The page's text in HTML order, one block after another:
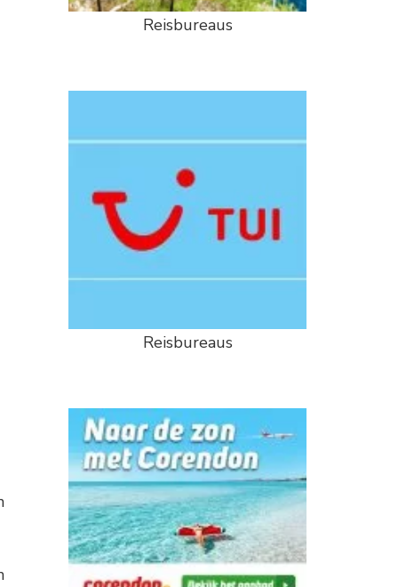
Reisbureaus
Reisbureaus